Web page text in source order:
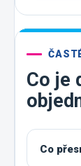
Co je
Co